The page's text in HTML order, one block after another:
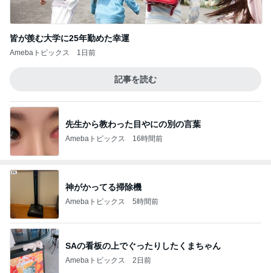
皆が羨む大学に25年勤めた幸運
Amebaトピックス 1日前
記事を読む
先生から教わった目やにの別の言葉
Amebaトピックス 16時間前
神がかってる掃除機
Amebaトピックス 5時間前
SAの看板の上でぐったりしたくまちゃん
Amebaトピックス 2日前